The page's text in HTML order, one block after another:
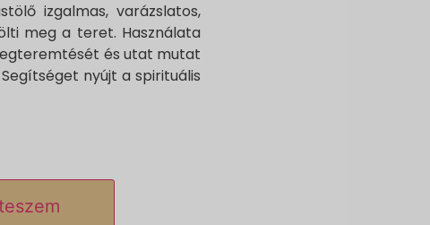
izgalmas, varázslatos,
meg a teret. Használata
és utat mutat
nyújt a spirituális